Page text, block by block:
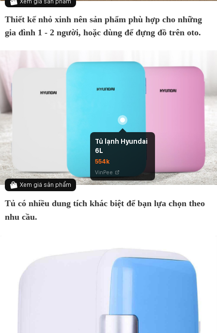
Thiết kế nhỏ xinh nên sản phẩm phù hợp cho những
gia đình 1 - 2 người, hoặc dùng để đựng đồ trên oto.
Xem giá sản phẩm
Tủ lạnh Hyundai
6L
554k
VinPee
Tủ có nhiều dung tích khác biệt để bạn lựa chọn theo
nhu cầu.